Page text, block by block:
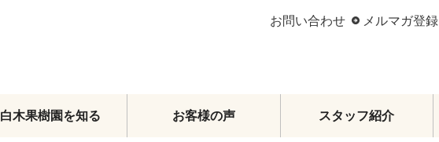
お問い合わせ メルマガ登録
白木果樹園を知る お客様の声 スタッフ紹介